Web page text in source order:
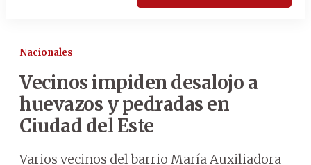
Nacionales
Vecinos impiden desalojo a
huevazos y pedradas en
Ciudad del Este
Varios vecinos del barrio María Auxiliadora